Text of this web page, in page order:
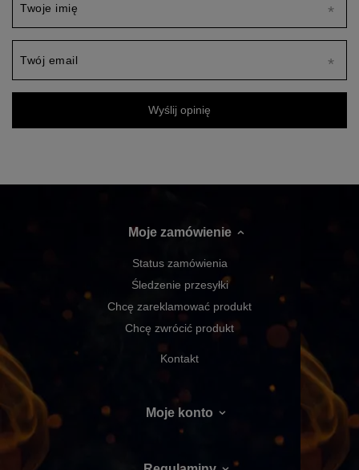
Twoje imię
Twój email
Wyślij opinię
Moje zamówienie
Status zamówienia
Śledzenie przesyłki
Chcę zareklamować produkt
Chcę zwrócić produkt
Kontakt
Moje konto